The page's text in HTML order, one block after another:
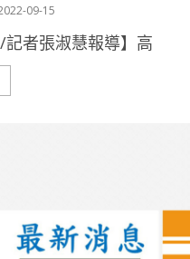
09-15
記者張淑慧報導】高